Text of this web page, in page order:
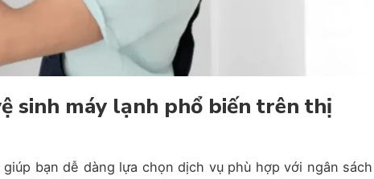
sinh máy lạnh phổ biến trên thị
giúp bạn dễ dàng lựa chọn dịch vụ phù hợp với ngân